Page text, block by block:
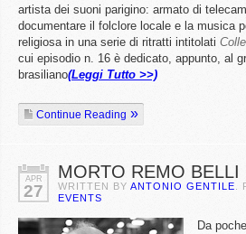
artista dei suoni parigino: armato di
documentare il folclore locale e la musica
religiosa in una serie di ritratti intitolati
cui episodio n. 16 è dedicato, appunto, al
brasiliano(Leggi Tutto >>)
Continue Reading
APR
27
MORTO REMO BELLI
WRITTEN BY ANTONIO GENTILE .
EVENTS
Da